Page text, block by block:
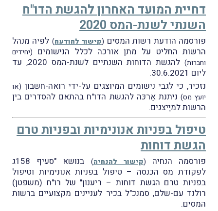
דחיית המועד האחרון להגשת הדו"ח
השנתי לשנת-המס 2020
פורסמה הודעת רשות המסים (קישור להודעה) לפיה מנהל
הרשות החליט על מתן אורכה לכלל הנישומים (יחידים
וחברות)
להגשת הדוחות השנתיים לשנת-המס 2020, עד
ליום 30.6.2021.
נזכיר, כי לגבי נישומים המיוצגים על-ידי רואה-חשבון (או
יועץ מס) ניתנת אַרכּה להגשת הדו"ח בהתאם להסדרים בין
הרשות למיַיצגים.
טיפול בפניות אנונימיות ובפניות טרם
הגשת דוחות
פורסמה הנחיה (קישור להנחיה)
בנושא "סעיף 158ג
לפקודת מס הכנסה – טיפול בפניות אנונימיות וטיפול
בפניות טרם הגשת דוחות – ריענון" של רו"ח (משפטן)
רולנד עם-שלם, סמנכ"ל בכיר לעניינים מקצועיים ברשות
המסים.